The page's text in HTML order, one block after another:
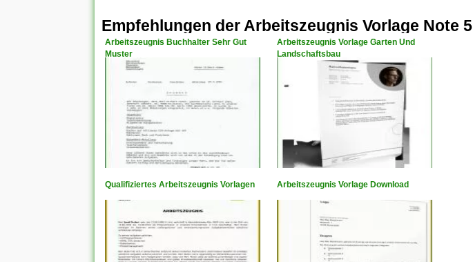
Empfehlungen der Arbeitszeugnis Vorlage Note 5
Arbeitszeugnis Buchhalter Sehr Gut
Muster
Arbeitszeugnis Vorlage Garten Und
Landschaftsbau
Qualifiziertes Arbeitszeugnis Vorlagen Arbeitszeugnis Vorlage Download